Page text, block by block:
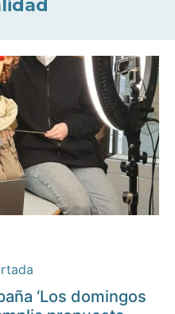
‘Los domingos